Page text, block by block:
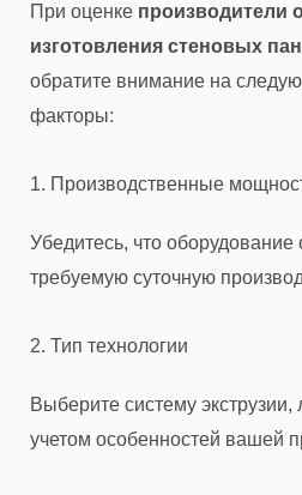
При оценке производители
изготовления стеновых
обратите внимание на
факторы:
1. Производственные
Убедитесь, что оборудование
требуемую суточную
2. Тип технологии
Выберите систему экструзии,
учетом особенностей вашей